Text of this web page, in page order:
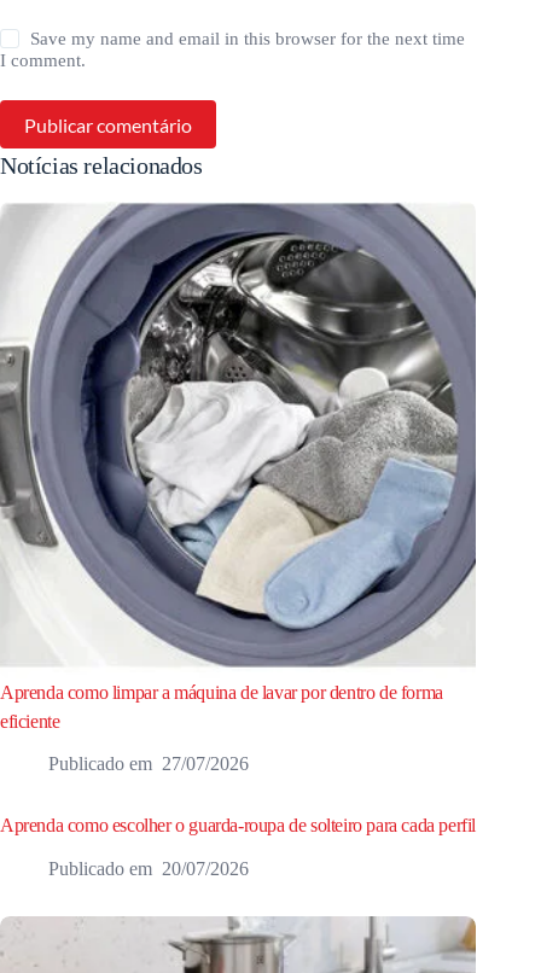
Save my name and email in this browser for the next time
I comment.
Publicar comentário
Notícias relacionados
Aprenda como limpar a máquina de lavar por dentro de forma
eficiente
27/07/2026
Aprenda como escolher o guarda-roupa de solteiro para cada perfil
20/07/2026